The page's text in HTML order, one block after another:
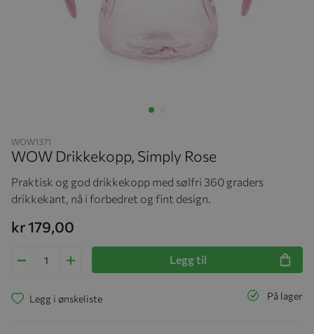
WOW1371
WOW Drikkekopp, Simply Rose
Praktisk og god drikkekopp med sølfri 360 graders
drikkekant, nå i forbedret og fint design.
kr 179,00
Legg til
På lager
Legg i ønskeliste